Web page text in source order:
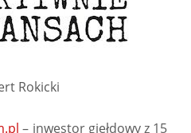
– inwestor giełdowy z 15